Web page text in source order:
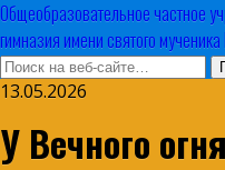
Общеобразовательное частное
гимназия имени святого
13.05.2026
У Вечного